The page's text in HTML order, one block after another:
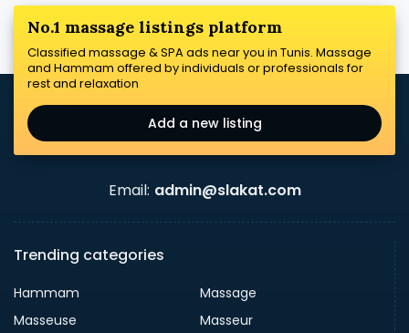
No.1 massage listings platform
Classified massage & SPA ads near you in Tunis. Massage
and Hammam offered by individuals or professionals for
rest and relaxation
Add a new listing
Email: admin@slakat.com
Trending categories
Hammam
Massage
Masseuse
Masseur